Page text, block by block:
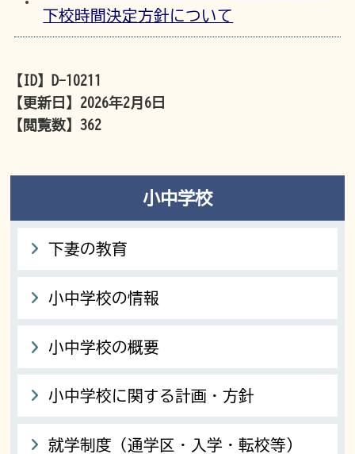
下校時間決定方針について
【ID】
D-10211
【更新日】 2026年2月6日
【閲覧数】362
小中学校
下妻の教育
小中学校の情報
小中学校の概要
小中学校に関する計画・方針
就学制度（通学区・入学・転校等）